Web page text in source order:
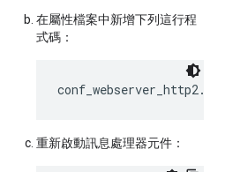
在屬性檔案中新增下列這行程
式碼：
重新啟動訊息處理器元件：